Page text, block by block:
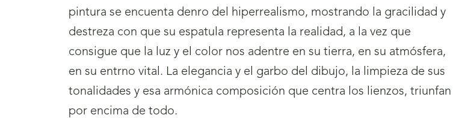
pintura se encuenta denro del hiperrealismo, mostrando la gracilidad y
destreza con que su espatula representa la realidad, a la vez que
consigue que la luz y el color nos adentre en su tierra, en su atmósfera,
en su entrno vital. La elegancia y el garbo del dibujo, la limpieza de sus
tonalidades y esa armónica composición que centra los lienzos, triunfan
por encima de todo.